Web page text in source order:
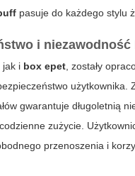
pasuje do każdego stylu
i niezawodność
jak i box epet, zostały
użytkownika.
gwarantuje długoletnią
zużycie.
przenoszenia i